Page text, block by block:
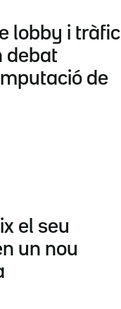
lobby i tràfic
debat
de
el seu
un nou